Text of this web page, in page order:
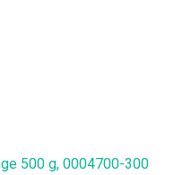
500 g, 0004700-300